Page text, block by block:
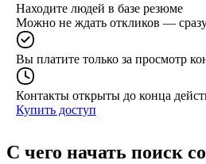
Находите людей в базе резюме
Можно не ждать откликов —
Вы платите только за просмотр
Контакты открыты до конца
Купить доступ
С чего начать поиск